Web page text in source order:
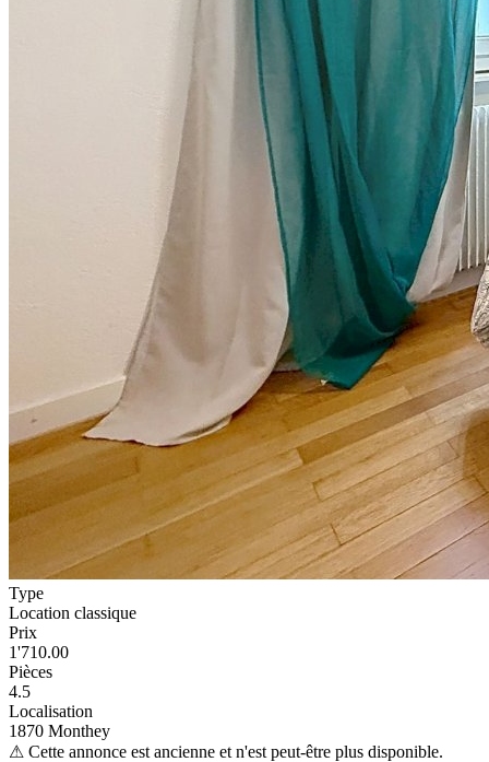
Type
Location classique
Prix
1'710.00
Pièces
4.5
Localisation
1870 Monthey
⚠ Cette annonce est ancienne et n'est peut-être plus disponible.